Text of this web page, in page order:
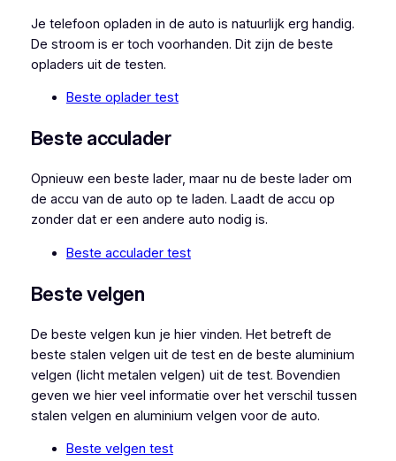
Je telefoon opladen in de auto is natuurlijk erg handig.
De stroom is er toch voorhanden. Dit zijn de beste
opladers uit de testen.
Beste oplader test
Beste acculader
Opnieuw een beste lader, maar nu de beste lader om
de accu van de auto op te laden. Laadt de accu op
zonder dat er een andere auto nodig is.
Beste acculader test
Beste velgen
De beste velgen kun je hier vinden. Het betreft de
beste stalen velgen uit de test en de beste aluminium
velgen (licht metalen velgen) uit de test. Bovendien
geven we hier veel informatie over het verschil tussen
stalen velgen en aluminium velgen voor de auto.
Beste velgen test